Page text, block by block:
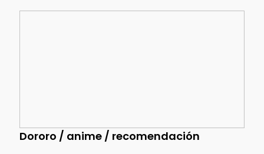
Dororo / anime / recomendación